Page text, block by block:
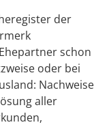
der
schon
oder bei
Nachweise
aller